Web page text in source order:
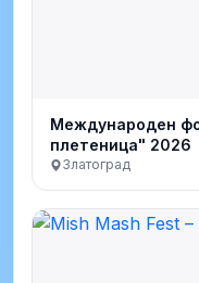
Международен
плетеница" 2026
Златоград